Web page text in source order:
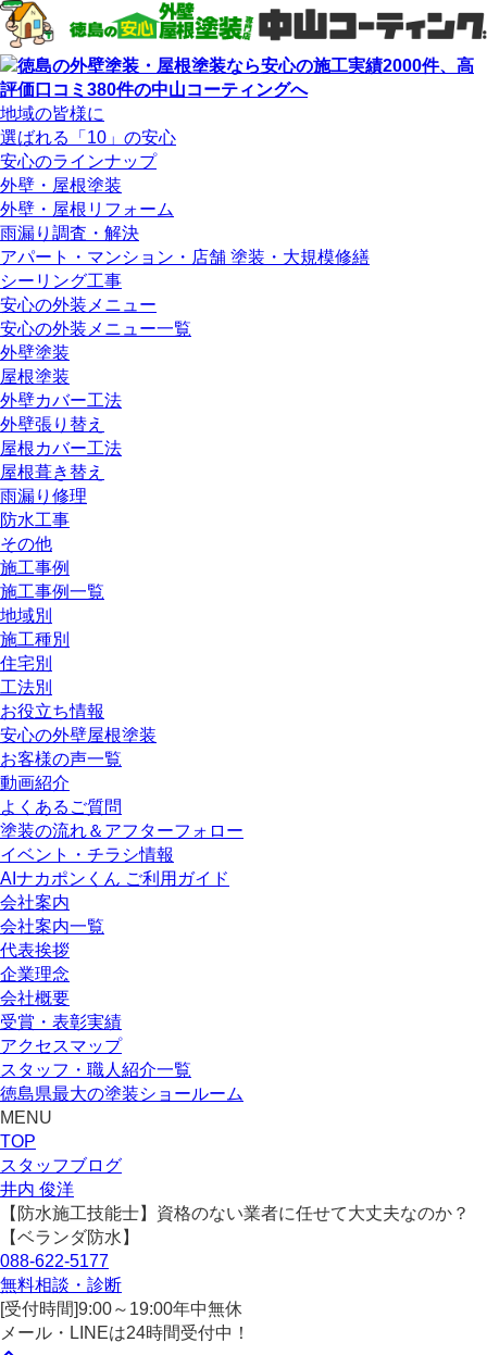
地域の皆様に
選ばれる「10」の安心
安心のラインナップ
外壁・屋根塗装
外壁・屋根リフォーム
雨漏り調査・解決
アパート・マンション・店舗 塗装・大規模修繕
シーリング工事
安心の外装メニュー
安心の外装メニュー一覧
外壁塗装
屋根塗装
外壁カバー工法
外壁張り替え
屋根カバー工法
屋根葺き替え
雨漏り修理
防水工事
その他
施工事例
施工事例一覧
地域別
施工種別
住宅別
工法別
お役立ち情報
安心の外壁屋根塗装
お客様の声一覧
動画紹介
よくあるご質問
塗装の流れ＆アフターフォロー
イベント・チラシ情報
AIナカポンくん ご利用ガイド
会社案内
会社案内一覧
代表挨拶
企業理念
会社概要
受賞・表彰実績
アクセスマップ
スタッフ・職人紹介一覧
徳島県最大の塗装ショールーム
MENU
TOP
スタッフブログ
井内 俊洋
【防水施工技能士】資格のない業者に任せて大丈夫なのか？
【ベランダ防水】
088-622-5177
無料相談・診断
[受付時間] 9:00～19:00年中無休
メール・LINEは24時間受付中！